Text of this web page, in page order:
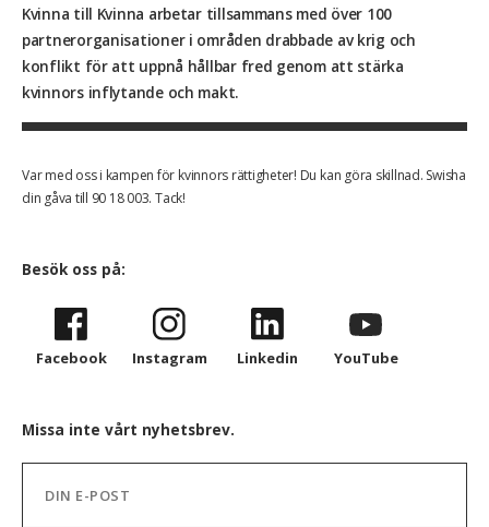
Kvinna till Kvinna arbetar tillsammans med över 100
partnerorganisationer i områden drabbade av krig och
konflikt för att uppnå hållbar fred genom att stärka
kvinnors inflytande och makt.
Var med oss i kampen för kvinnors rättigheter! Du kan göra skillnad. Swisha
din gåva till 90 18 003. Tack!
Besök oss på:
Facebook Instagram Linkedin YouTube
Missa inte vårt nyhetsbrev.